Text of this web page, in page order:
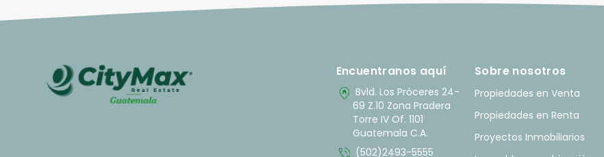
Encuentranos aquí
home_pin Bvld. Los Próceres 24-
69 Z.10 Zona Pradera
Torre IV Of. 1101
Guatemala C.A.
(502)2493-5555
Sobre nosotros
Propiedades en Venta
Propiedades en Renta
Proyectos Inmobiliarios